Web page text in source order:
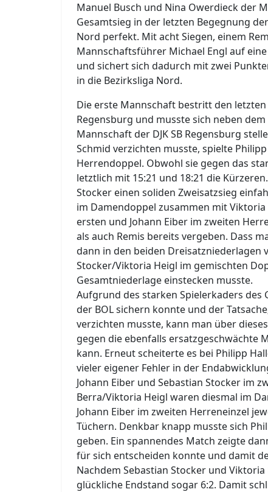
Manuel Busch und Nina Owerdieck der
Gesamtsieg in der letzten Begegnung
Nord perfekt. Mit acht Siegen, einem
Mannschaftsführer Michael Engl auf
und sichert sich dadurch mit zwei
in die Bezirksliga Nord.
Die erste Mannschaft bestritt den
Regensburg und musste sich neben
Mannschaft der DJK SB Regensburg
Schmid verzichten musste, spielte
Herrendoppel. Obwohl sie gegen das
letztlich mit 15:21 und 18:21 die
Stocker einen soliden Zweisatzsieg
im Damendoppel zusammen mit
ersten und Johann Eiber im zweiten
als auch Remis bereits vergeben. Dass
dann in den beiden Dreisatzniederlagen
Stocker/Viktoria Heigl im gemischten
Gesamtniederlage einstecken musste.
Aufgrund des starken Spielerkaders des
der BOL sichern konnte und der
verzichten musste, kann man über
gegen die ebenfalls ersatzgeschwächte
kann. Erneut scheiterte es bei Philipp
vieler eigener Fehler in der
Johann Eiber und Sebastian Stocker im
Berra/Viktoria Heigl waren diesmal im
Johann Eiber im zweiten Herreneinzel
Tüchern. Denkbar knapp musste sich
geben. Ein spannendes Match zeigte
für sich entscheiden konnte und damit
Nachdem Sebastian Stocker und
glückliche Endstand sogar 6:2. Damit